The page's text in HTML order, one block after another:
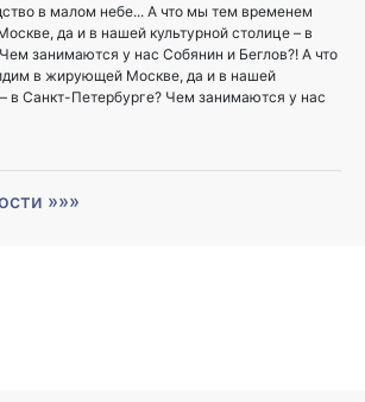
в малом небе... А что мы тем временем
да и в нашей культурной столице – в
занимаются у нас Собянин и Беглов?! А что
в жирующей Москве, да и в нашей
в Санкт-Петербурге? Чем занимаются у нас
»»»